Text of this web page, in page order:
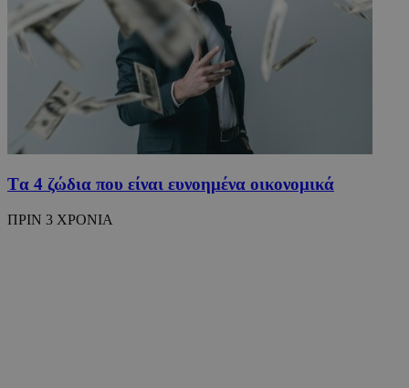
Tα 4 ζώδια που είναι ευνοημένα οικονομικά
ΠΡΙΝ 3 ΧΡΟΝΙΑ